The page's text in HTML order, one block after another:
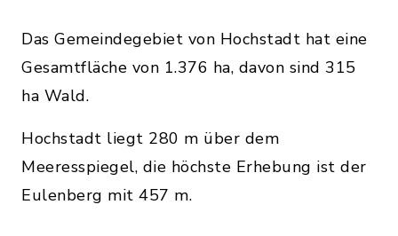
Das Gemeindegebiet von Hochstadt hat eine
Gesamtfläche von 1.376 ha, davon sind 315
ha Wald.
Hochstadt liegt 280 m über dem
Meeresspiegel, die höchste Erhebung ist der
Eulenberg mit 457 m.